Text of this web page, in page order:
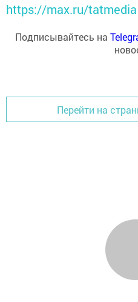
https://max.ru/tatmedia
Подписывайтесь на
Перейти на